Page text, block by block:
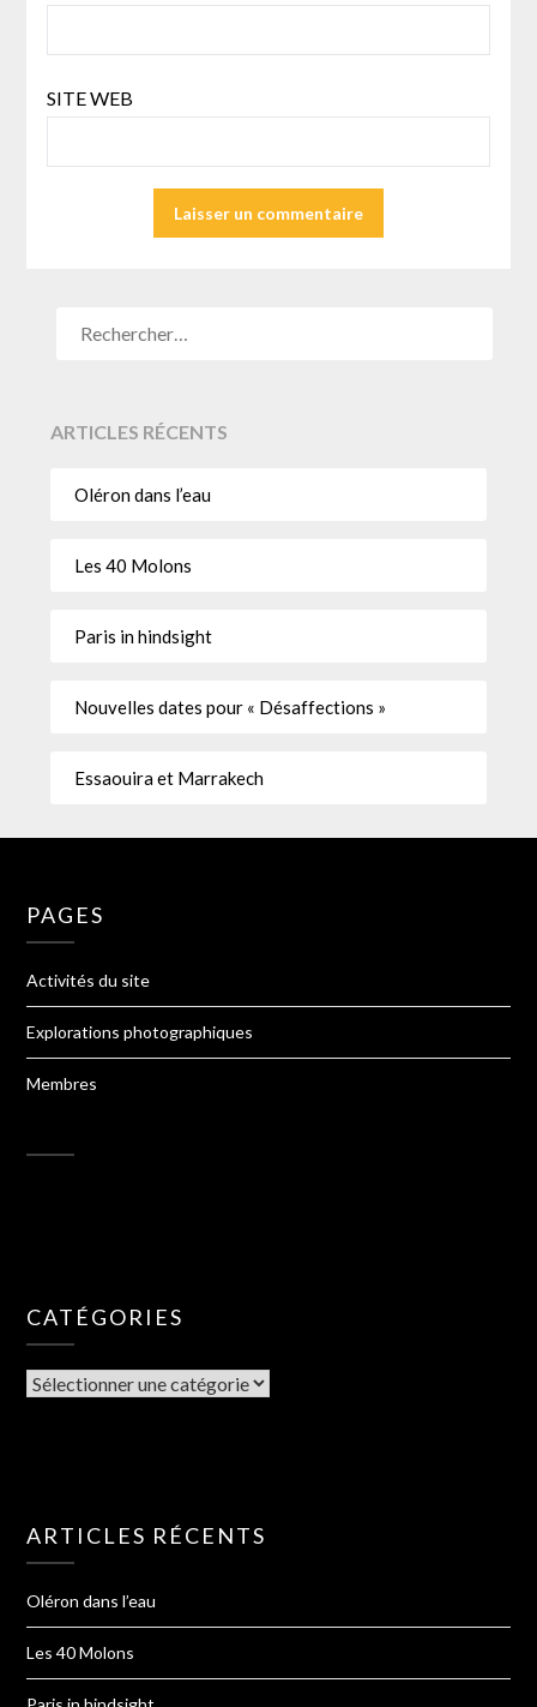
SITE WEB
ARTICLES RÉCENTS
Oléron dans l’eau
Les 40 Molons
Paris in hindsight
Nouvelles dates pour « Désaffections »
Essaouira et Marrakech
PAGES
Activités du site
Explorations photographiques
Membres
CATÉGORIES
ARTICLES RÉCENTS
Oléron dans l’eau
Les 40 Molons